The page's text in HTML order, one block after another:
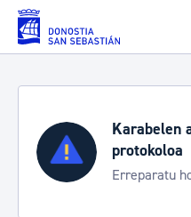
Eduki nagusira joan
Karabelen
protokoloa
Erreparatu